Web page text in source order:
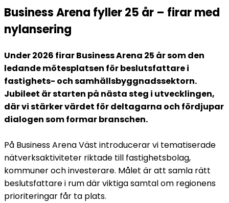
Business Arena fyller 25 år – firar med
nylansering
Under 2026 firar Business Arena 25 år som den
ledande mötesplatsen för beslutsfattare i
fastighets- och samhällsbyggnadssektorn.
Jubileet är starten på nästa steg i utvecklingen,
där vi stärker värdet för deltagarna och fördjupar
dialogen som formar branschen.
På Business Arena Väst introducerar vi tematiserade
nätverksaktiviteter riktade till fastighetsbolag,
kommuner och investerare. Målet är att samla rätt
beslutsfattare i rum där viktiga samtal om regionens
prioriteringar får ta plats.